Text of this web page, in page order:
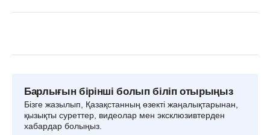
Барлығын бірінші болып біліп отырыңыз
Бізге жазылып, Қазақстанның өзекті жаңалықтарынан,
қызықты суреттер, видеолар мен эксклюзивтерден
хабардар болыңыз.